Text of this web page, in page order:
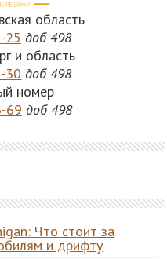
область
25 доб 498
и область
30 доб 498
номер
69 доб 498
Что стоит за
и дрифту